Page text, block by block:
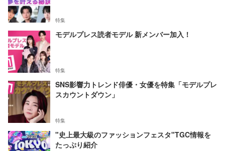
特集
モデルプレス読者モデル 新メンバー加入！
特集
SNS影響力トレンド俳優・女優を特集「モデルプレ
スカウントダウン」
特集
"史上最大級のファッションフェスタ"TGC情報を
たっぷり紹介